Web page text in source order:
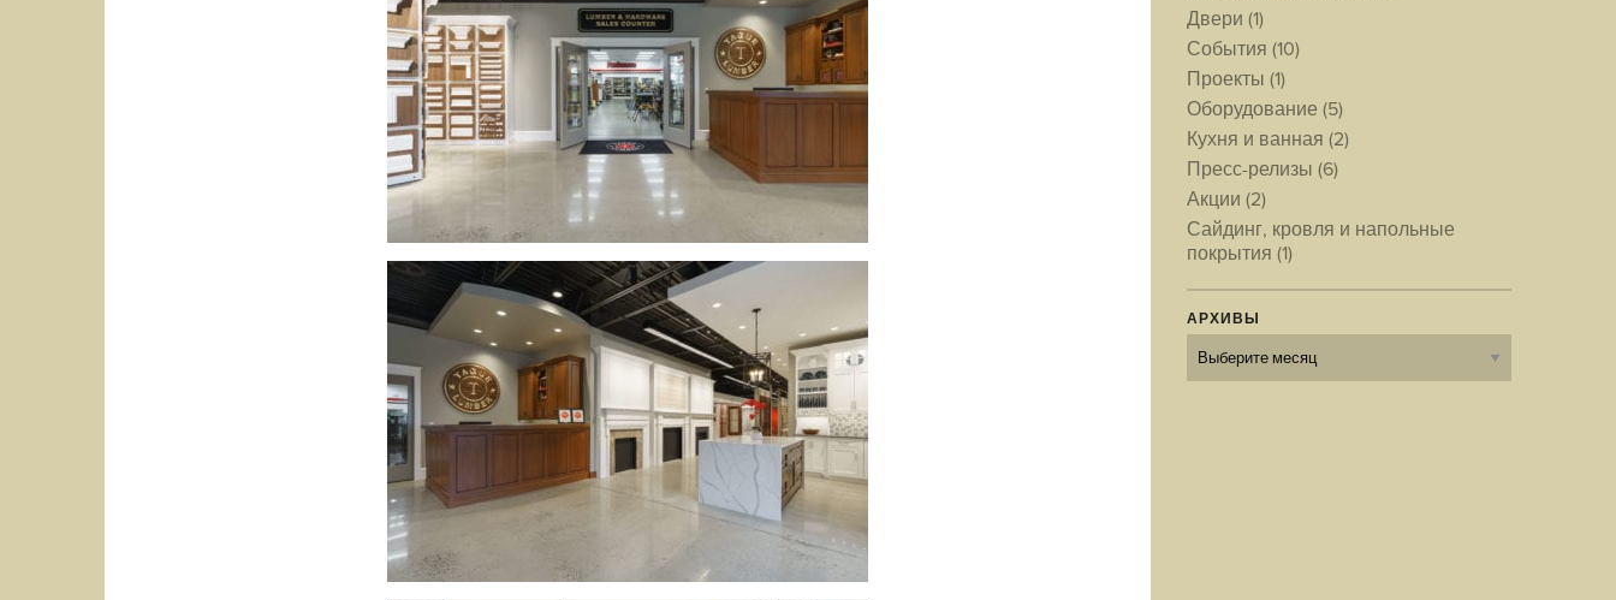
Двери (1)
События (10)
Проекты (1)
Оборудование (5)
Кухня и ванная (2)
Пресс-релизы (6)
Акции (2)
Сайдинг, кровля и напольные
покрытия (1)
АРХИВЫ
Архивы